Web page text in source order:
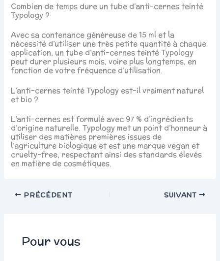
Combien de temps dure un tube d’anti-cernes teinté
Typology ?
Avec sa contenance généreuse de 15 ml et la
nécessité d’utiliser une très petite quantité à chaque
application, un tube d’anti-cernes teinté Typology
peut durer plusieurs mois, voire plus longtemps, en
fonction de votre fréquence d’utilisation.
L’anti-cernes teinté Typology est-il vraiment naturel
et bio ?
L’anti-cernes est formulé avec 97 % d’ingrédients
d’origine naturelle. Typology met un point d’honneur à
utiliser des matières premières issues de
l’agriculture biologique et est une marque vegan et
cruelty-free, respectant ainsi des standards élevés
en matière de cosmétiques.
PRÉCÉDENT SUIVANT
Pour vous